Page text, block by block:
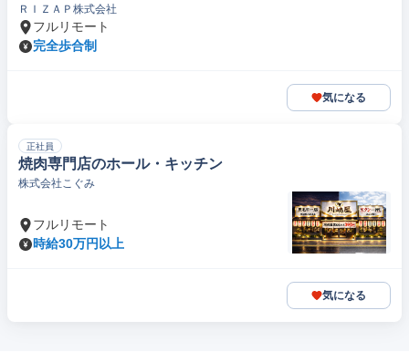
ＲＩＺＡＰ株式会社
フルリモート
完全歩合制
気になる
正社員
焼肉専門店のホール・キッチン
株式会社こぐみ
フルリモート
時給30万円以上
気になる